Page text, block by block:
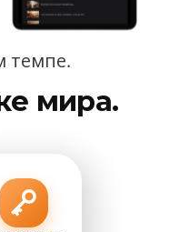
темпе.
мира.